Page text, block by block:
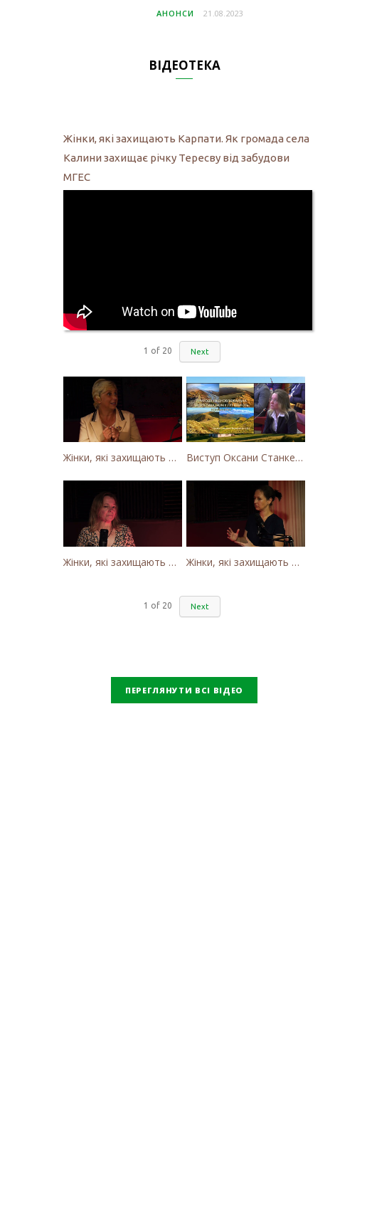
АНОНСИ 21.08.2023
ВІДЕОТЕКА
Жінки, які захищають Карпати. Як громада села
Калини захищає річку Тересву від забудови
МГЕС
1 of 20 Next
Жінки, які захищають Карпати. Як громада села Калини захищає річку Тересву від забудови МГЕС Виступ Оксани Станкевич-Волосянчук про будівництво вітропарків у Закарпатській області
Жінки, які захищають Карпати. Оксана Станкевич Волосянчук про вітряки на високогір'ї Карпат Жінки, які захищають Карпати. Наталія Вишневська про вітряки в Закарпатті та участь громадськості
1 of 20 Next
ПЕРЕГЛЯНУТИ ВСІ ВІДЕО